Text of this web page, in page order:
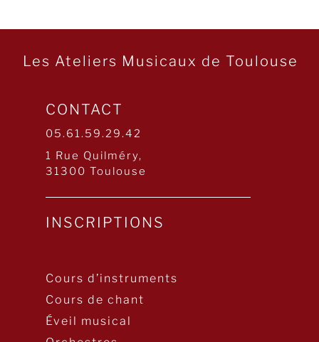
Les Ateliers Musicaux de Toulouse
CONTACT
05.61.59.29.42
1 Rue Quilméry,
31300 Toulouse
INSCRIPTIONS
Cours d’instruments
Cours de chant
Éveil musical